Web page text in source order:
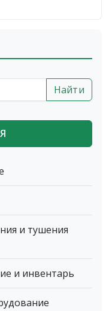
Найти
и тушения
и инвентарь